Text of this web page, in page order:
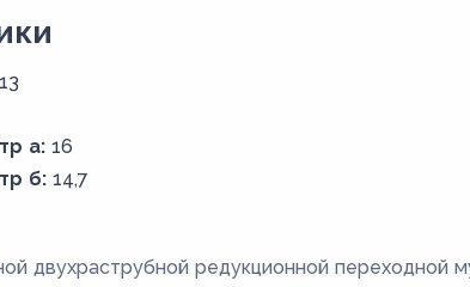
а: 16
б: 14,7
двухраструбной редукционной переходной